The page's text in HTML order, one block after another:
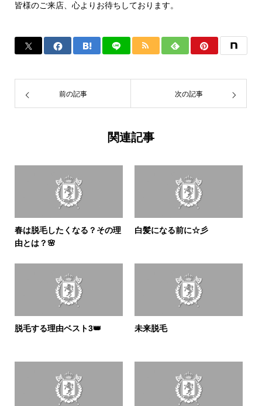
皆様のご来店、心よりお待ちしております。
前の記事 次の記事
関連記事
春は脱毛したくなる？その理
由とは？🌸
白髪になる前に☆彡
脱毛する理由ベスト3👑 未来脱毛